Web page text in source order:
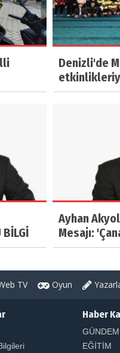
Denizli'de
BİLGİ
Ayhan
Mesajı:
TV Oyun
Haber
GÜNDEM
EĞİTİM